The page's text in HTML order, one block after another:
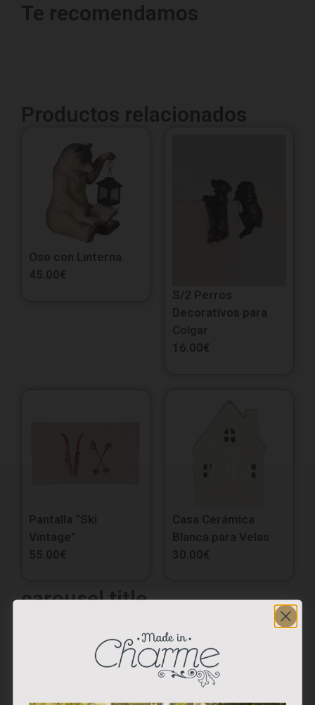
Te recomendamos
Productos relacionados
Oso con Linterna
45.00€
S/2 Perros
Decorativos para
Colgar
16.00€
Pantalla “Ski
Vintage”
55.00€
Casa Cerámica
Blanca para Velas
30.00€
carousel title